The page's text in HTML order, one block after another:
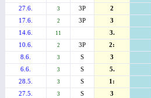
27.6. 3 3P 2
17.6. 2 3P 3
14.6. 11 3.
10.6. 2 3P 2:
8.6. 3 S 3
6.6. 3 S 5.
28.5. 3 S 1:
27.5. 3 S 3